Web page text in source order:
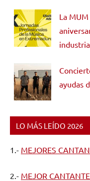
La
ayudas
LO MÁS LEÍDO 2026
1.- MEJORES
2.- MEJOR